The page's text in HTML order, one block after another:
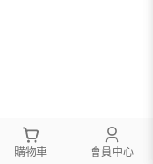
購物車 會員中心